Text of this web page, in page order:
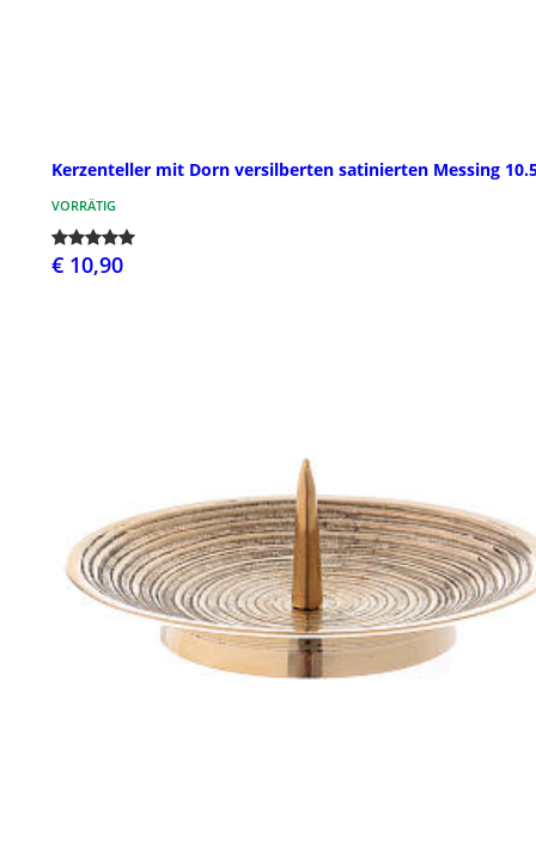
Kerzenteller mit Dorn versilberten satinierten Messing
VORRÄTIG
€ 10,90